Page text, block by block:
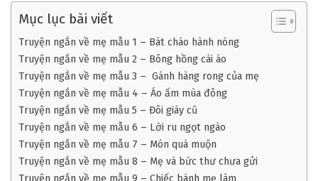
Mục lục bài viết
Truyện ngắn về mẹ mẫu 1 – Bát cháo hành nóng
Truyện ngắn về mẹ mẫu 2 – Bông hồng cài áo
Truyện ngắn về mẹ mẫu 3 – Gánh hàng rong của mẹ
Truyện ngắn về mẹ mẫu 4 – Áo ấm mùa đông
Truyện ngắn về mẹ mẫu 5 – Đôi giày cũ
Truyện ngắn về mẹ mẫu 6 – Lời ru ngọt ngào
Truyện ngắn về mẹ mẫu 7 – Món quà muộn
Truyện ngắn về mẹ mẫu 8 – Mẹ và bức thư chưa gửi
Truyện ngắn về mẹ mẫu 9 – Chiếc bánh mẹ làm